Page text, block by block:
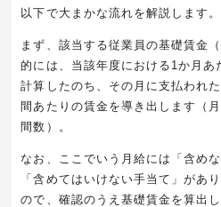
以下で大まかな流れを解説します。
まず、該当する従業員の基礎賃金
的には、当該年度における 1 か月あ
計算したのち、その月に支払われ
間あたりの賃金を導き出します（
間数）。
なお、ここでいう月給には「含め
「含めてはいけない手当て」があ
ので、確認のうえ基礎賃金を算出し